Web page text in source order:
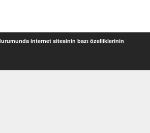
internet sitesinin bazı özelliklerinin